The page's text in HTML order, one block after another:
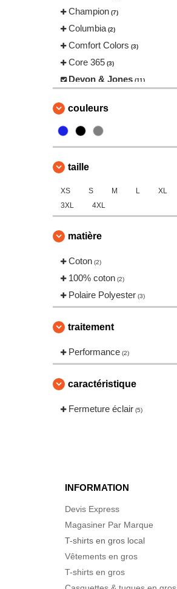
Champion (7)
Columbia (2)
Comfort Colors (3)
Core 365 (3)
Devon & Jones (11)
Harriton
Independent Trading Co.
Jerzees (7)
M&O
North End (7)
Rabbit Skins
couleurs
taille
XS S M L XL
3XL
4XL
matière
Coton (2)
100% coton (2)
Polaire Polyester (3)
traitement
Performance (2)
caractéristique
Fermeture éclair (5)
INFORMATION
Devis Express
Magasiner Par Marque
T-shirts en gros local
Vêtements en gros
T-shirts en gros